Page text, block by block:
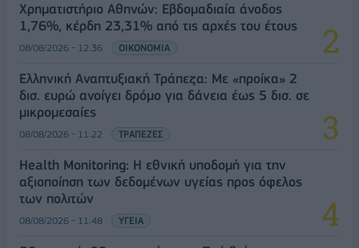
Χρηματιστήριο Αθηνών: Εβδομαδιαία άνοδος
1,76%, κέρδη 23,31% από τις αρχές του έτους
08/08/2026 - 12:36 ΟΙΚΟΝΟΜΙΑ
Ελληνική Αναπτυξιακή Τράπεζα: Με «προίκα» 2
δισ. ευρώ ανοίγει δρόμο για δάνεια έως 5 δισ. σε
μικρομεσαίες
08/08/2026 - 11:22 ΤΡΑΠΕΖΕΣ
Health Monitoring: Η εθνική υποδομή για την
αξιοποίηση των δεδομένων υγείας προς όφελος
των πολιτών
08/08/2026 - 11:48 ΥΓΕΙΑ